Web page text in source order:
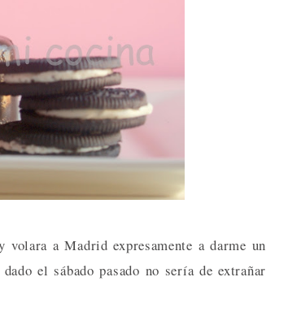
a Madrid expresamente a darme un
el sábado pasado no sería de extrañar